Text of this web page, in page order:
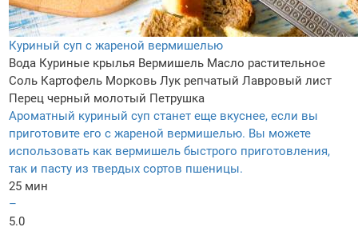
Куриный суп с жареной вермишелью
Вода Куриные крылья Вермишель Масло растительное
Соль Картофель Морковь Лук репчатый Лавровый лист
Перец черный молотый Петрушка
Ароматный куриный суп станет еще вкуснее, если вы
приготовите его с жареной вермишелью. Вы можете
использовать как вермишель быстрого приготовления,
так и пасту из твердых сортов пшеницы.
25 мин
–
5.0